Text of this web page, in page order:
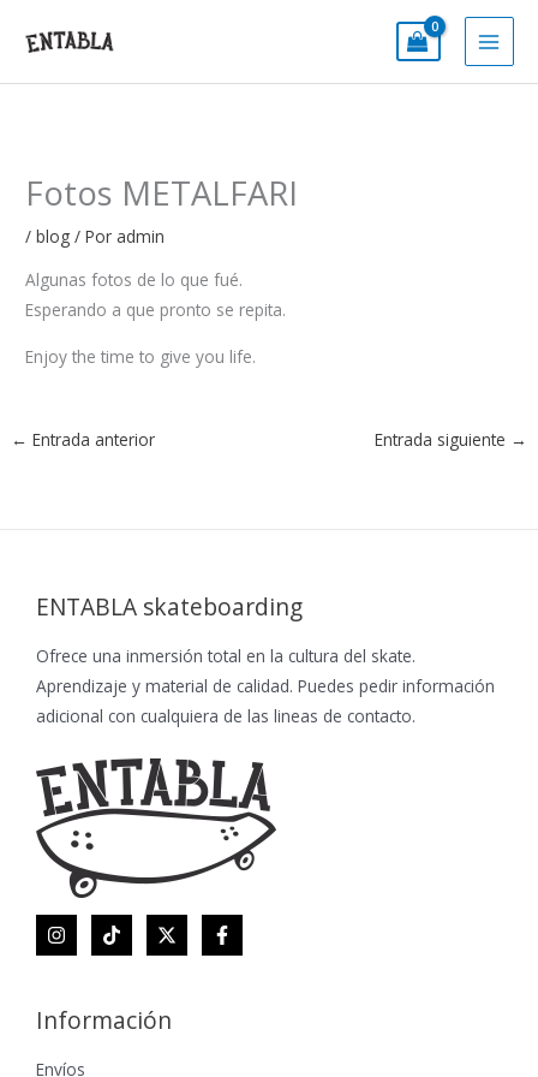
Fotos METALFARI
/blog / Por admin
Algunas fotos de lo que fué.
Esperando a que pronto se repita.
Enjoy the time to give you life.
← Entrada anterior Entrada siguiente →
ENTABLA skateboarding
Ofrece una inmersión total en la cultura del skate.
Aprendizaje y material de calidad. Puedes pedir información
adicional con cualquiera de las lineas de contacto.
Información
Envíos